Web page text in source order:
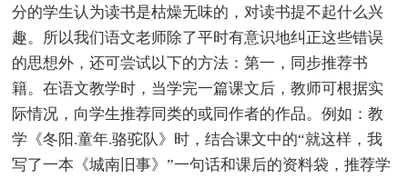
分的学生认为读书是枯燥无味的，对读书提不起什么兴
趣。所以我们语文老师除了平时有意识地纠正这些错误
的思想外，还可尝试以下的方法：第一，同步推荐书
籍。在语文教学时，当学完一篇课文后，教师可根据实
际情况，向学生推荐同类的或同作者的作品。例如：教
学《冬阳.童年.骆驼队》时，结合课文中的“就这样，我
写了一本《城南旧事》”一句话和课后的资料袋，推荐学